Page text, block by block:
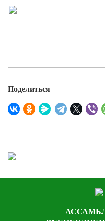
Поделиться